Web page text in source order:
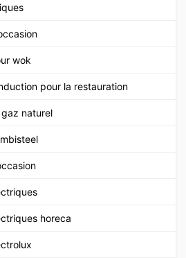
wok
pour la restauration
naturel
horeca